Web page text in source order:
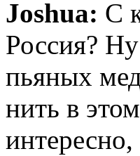
Joshua: С
Россия?
пьяных
нить в